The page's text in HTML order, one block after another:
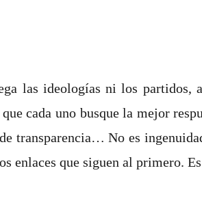
las ideologías ni los
cada uno busque la mejor
transparencia… No es
enlaces que siguen al primero.